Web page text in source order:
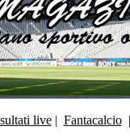
live| Fantacalcio|